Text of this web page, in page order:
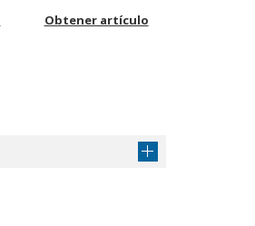
Obtener artículo